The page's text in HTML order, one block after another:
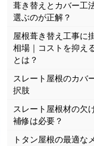
葺き替えとカバー工
選ぶのが正解？
屋根葺き替え工事に
相場｜コストを抑え
とは？
スレート屋根のカバ
択肢
スレート屋根材の欠
補修は必要？
トタン屋根の最適な